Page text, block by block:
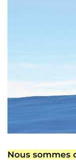
Nous sommes